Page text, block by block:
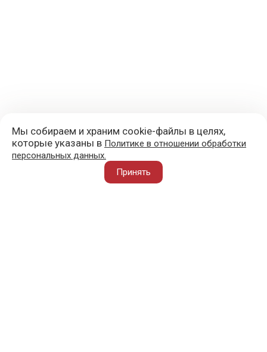
+7 (977) 418-45-00
Мы собираем и храним cookie-файлы в целях,
которые указаны в Политике в отношении обработки
персональных данных.
Принять